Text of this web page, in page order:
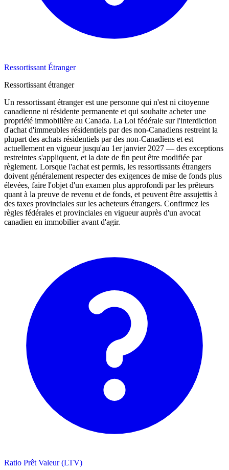
Ressortissant Étranger
Ressortissant étranger
Un ressortissant étranger est une personne qui n'est ni citoyenne
canadienne ni résidente permanente et qui souhaite acheter une
propriété immobilière au Canada. La Loi fédérale sur l'interdiction
d'achat d'immeubles résidentiels par des non-Canadiens restreint la
plupart des achats résidentiels par des non-Canadiens et est
actuellement en vigueur jusqu'au 1er janvier 2027 — des exceptions
restreintes s'appliquent, et la date de fin peut être modifiée par
règlement. Lorsque l'achat est permis, les ressortissants étrangers
doivent généralement respecter des exigences de mise de fonds plus
élevées, faire l'objet d'un examen plus approfondi par les prêteurs
quant à la preuve de revenu et de fonds, et peuvent être assujettis à
des taxes provinciales sur les acheteurs étrangers. Confirmez les
règles fédérales et provinciales en vigueur auprès d'un avocat
canadien en immobilier avant d'agir.
Ratio Prêt Valeur (LTV)